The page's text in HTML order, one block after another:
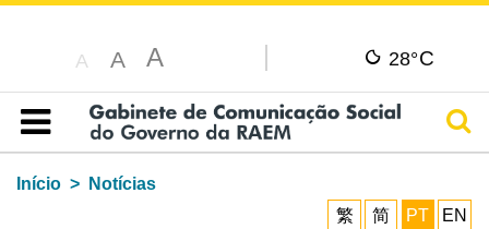
A A A 28°C
Índice
Início
Notícias
繁
简 PT EN